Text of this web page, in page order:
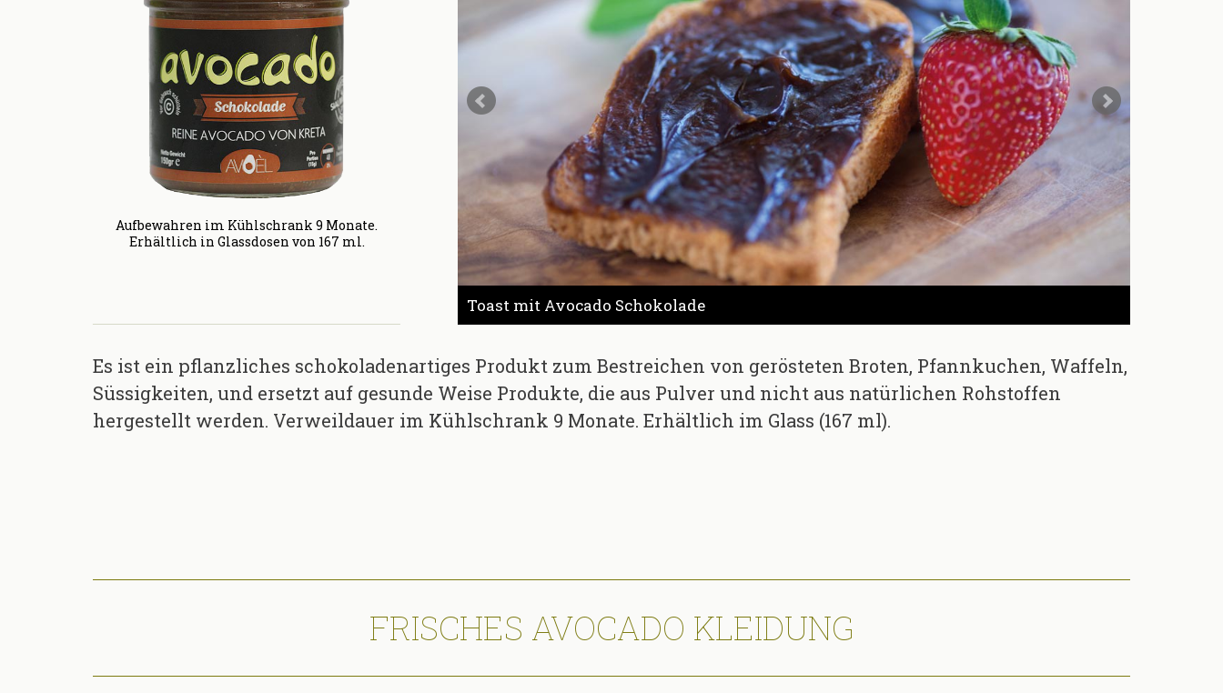
Aufbewahren im Kühlschrank 9 Monate.
Erhältlich in Glassdosen von 167 ml.
Toast mit Avocado Schokolade
Es ist ein pflanzliches schokoladenartiges Produkt zum Bestreichen von gerösteten Broten, Pfannkuchen, Waffeln,
Süssigkeiten, und ersetzt auf gesunde Weise Produkte, die aus Pulver und nicht aus natürlichen Rohstoffen
hergestellt werden. Verweildauer im Kühlschrank 9 Monate. Erhältlich im Glass (167 ml).
FRISCHES AVOCADO KLEIDUNG